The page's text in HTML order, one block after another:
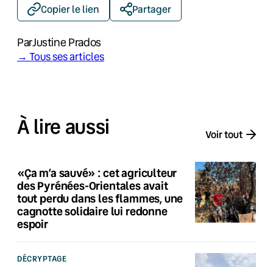
Copier le lien Partager
ParJustine Prados
→ Tous ses articles
À lire aussi Voir tout
«Ça m’a sauvé» : cet agriculteur
des Pyrénées-Orientales avait
tout perdu dans les flammes, une
cagnotte solidaire lui redonne
espoir
DÉCRYPTAGE